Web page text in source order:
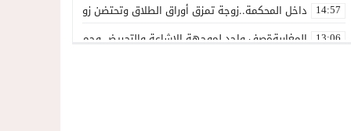
14:57 داخل المحكمة..زوجة تمزق أوراق الطلاق وتحتضن زوجها في لحظة
13:06 المغاربةةصف واحد لموجهة الإشاعة والتحريض وحملات التضليل